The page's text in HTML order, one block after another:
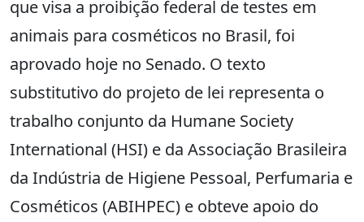
que visa a proibição federal de testes em
animais para cosméticos no Brasil, foi
aprovado hoje no Senado. O texto
substitutivo do projeto de lei representa o
trabalho conjunto da Humane Society
International (HSI) e da Associação Brasileira
da Indústria de Higiene Pessoal, Perfumaria e
Cosméticos (ABIHPEC) e obteve apoio do